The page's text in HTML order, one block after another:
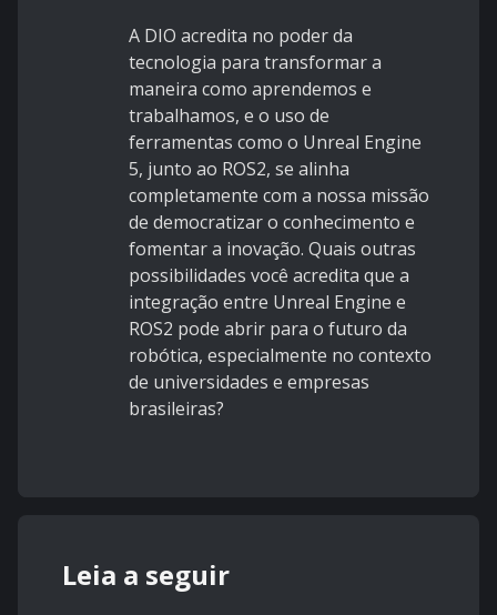
A DIO acredita no poder da
tecnologia para transformar a
maneira como aprendemos e
trabalhamos, e o uso de
ferramentas como o Unreal Engine
5, junto ao ROS2, se alinha
completamente com a nossa missão
de democratizar o conhecimento e
fomentar a inovação. Quais outras
possibilidades você acredita que a
integração entre Unreal Engine e
ROS2 pode abrir para o futuro da
robótica, especialmente no contexto
de universidades e empresas
brasileiras?
Leia a seguir